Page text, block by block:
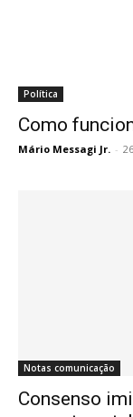
Política
Como
Mário Messagi Jr. -
Notas comunicação
Consenso